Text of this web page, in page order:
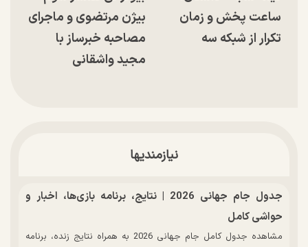
ساعت پخش و زمان
تکرار از شبکه سه
بیژن مرتضوی و ماجرای
مصاحبه خبرساز با
مجید واشقانی
نیازمندیها
جدول جام جهانی 2026 | نتایج، برنامه بازی‌ها، اخبار و
حواشی کامل
مشاهده جدول کامل جام جهانی 2026 به همراه نتایج زنده، برنامه